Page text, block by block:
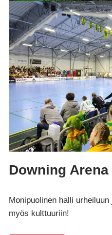
Downing Arena
Monipuolinen halli
myös kulttuuriin!